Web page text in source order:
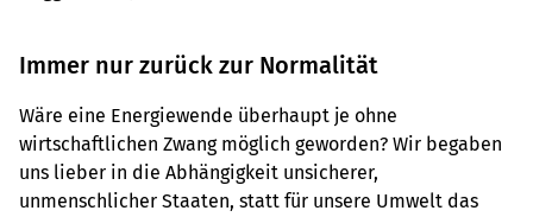
Immer nur zurück zur Normalität
Wäre eine Energiewende überhaupt je ohne
wirtschaftlichen Zwang möglich geworden? Wir begaben
uns lieber in die Abhängigkeit unsicherer,
unmenschlicher Staaten, statt für unsere Umwelt das